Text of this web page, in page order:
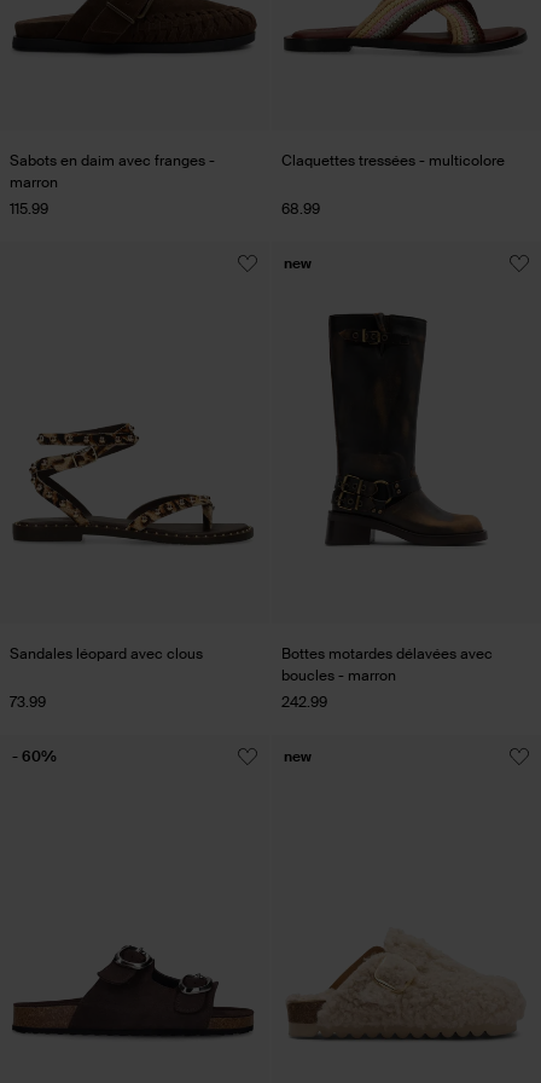
Sabots en daim avec franges -
marron
115.99
Claquettes tressées - multicolore
68.99
Sandales léopard avec clous
73.99
Bottes motardes délavées avec
boucles - marron
242.99
new
- 60% new